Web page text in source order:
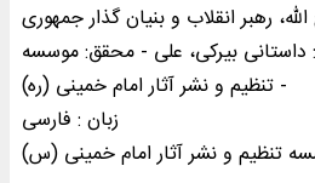
رهبر انقلاب و بنیان گذار جمهوری
داستانی بیرکی، علی - محقق: موسسه
تنظیم و نشر آثار امام خمینی (ره) -
زبان : فارسی
تنظيم و نشر آثار امام خمينی (س)